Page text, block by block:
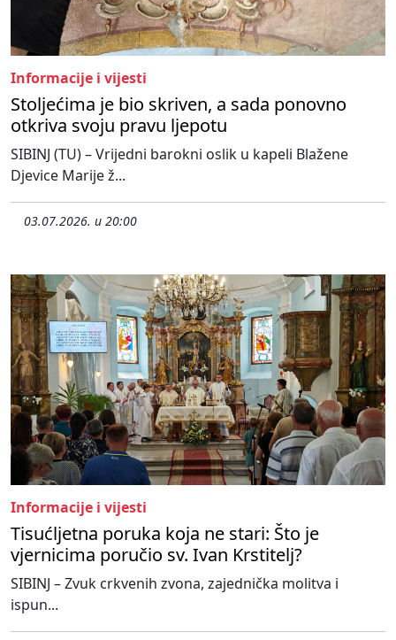
Informacije i vijesti
Stoljećima je bio skriven, a sada ponovno
otkriva svoju pravu ljepotu
SIBINJ (TU) – Vrijedni barokni oslik u kapeli Blažene
Djevice Marije ž...
03.07.2026. u 20:00
Informacije i vijesti
Tisućljetna poruka koja ne stari: Što je
vjernicima poručio sv. Ivan Krstitelj?
SIBINJ – Zvuk crkvenih zvona, zajednička molitva i
ispun...